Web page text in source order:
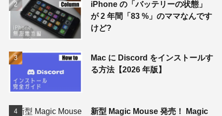
iPhone の「バッテリーの状態」
が 2 年間「83 %」のママなんです
けど?
Mac に Discord をインストールす
る方法【2026 年版】
新型 Magic Mouse 発売！ Magic